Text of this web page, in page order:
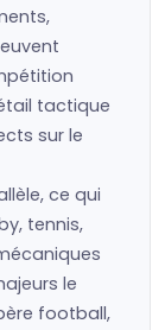
tactique
sur le
ce qui
tennis,
le
football,